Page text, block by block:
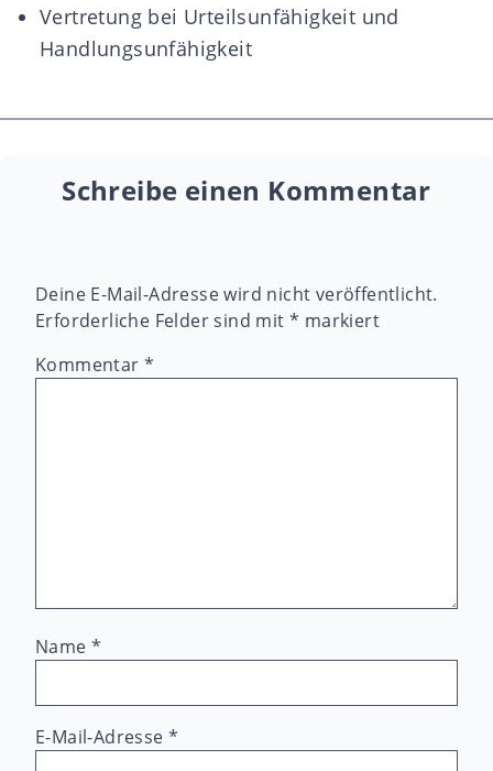
Vertretung bei Urteilsunfähigkeit und
Handlungsunfähigkeit
Schreibe einen Kommentar
Deine E-Mail-Adresse wird nicht veröffentlicht.
Erforderliche Felder sind mit * markiert
Kommentar*
Name *
E-Mail-Adresse*